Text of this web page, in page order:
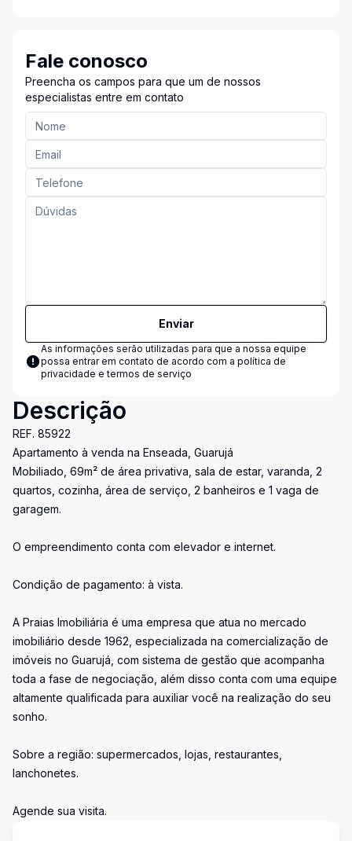
Fale conosco
Preencha os campos para que um de nossos
especialistas entre em contato
Enviar
As informações serão utilizadas para que a nossa equipe
possa entrar em contato de acordo com a política de
privacidade e termos de serviço
Descrição
REF. 85922
Apartamento à venda na Enseada, Guarujá
Mobiliado, 69m² de área privativa, sala de estar, varanda, 2
quartos, cozinha, área de serviço, 2 banheiros e 1 vaga de
garagem.
O empreendimento conta com elevador e internet.
Condição de pagamento: à vista.
A Praias Imobiliária é uma empresa que atua no mercado
imobiliário desde 1962, especializada na comercialização de
imóveis no Guarujá, com sistema de gestão que acompanha
toda a fase de negociação, além disso conta com uma equipe
altamente qualificada para auxiliar você na realização do seu
sonho.
Sobre a região: supermercados, lojas, restaurantes,
lanchonetes.
Agende sua visita.